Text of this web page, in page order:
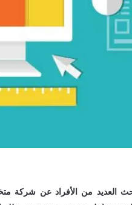
العديد من الأفراد عن شركة